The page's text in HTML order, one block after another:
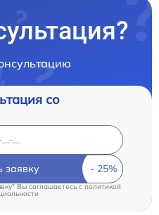
со
заявку
Вы соглашаетесь cполитикой